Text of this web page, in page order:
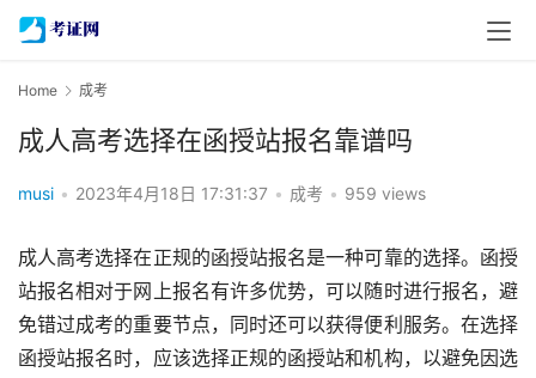
Home 成考
成人高考选择在函授站报名靠谱吗
musi • 2023年4月18日 17:31:37 • 成考 • 959 views
成人高考选择在正规的函授站报名是一种可靠的选择。函授
站报名相对于网上报名有许多优势，可以随时进行报名，避
免错过成考的重要节点，同时还可以获得便利服务。在选择
函授站报名时，应该选择正规的函授站和机构，以避免因选